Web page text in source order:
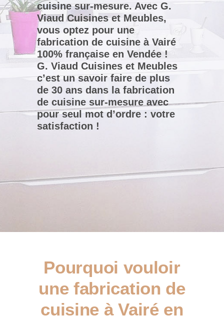
cuisine sur-mesure. Avec G.
Viaud Cuisines et Meubles,
vous optez pour une
fabrication de cuisine à Vairé
100% française en Vendée !
G. Viaud Cuisines et Meubles
c’est un savoir faire de plus
de 30 ans dans la fabrication
de cuisine sur-mesure avec
pour seul mot d’ordre : votre
satisfaction !
Pourquoi vouloir
une fabrication de
cuisine à Vairé en